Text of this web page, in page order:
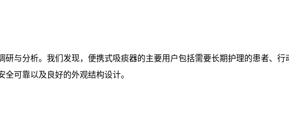
与分析。我们发现，便携式吸痰器的主要用户包括需要长期护理的患者、
可靠以及良好的外观结构设计。